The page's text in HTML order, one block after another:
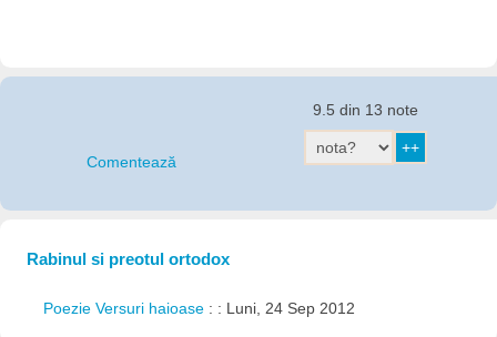
Comentează
9.5 din 13 note
Rabinul si preotul ortodox
Poezie Versuri haioase : : Luni, 24 Sep 2012